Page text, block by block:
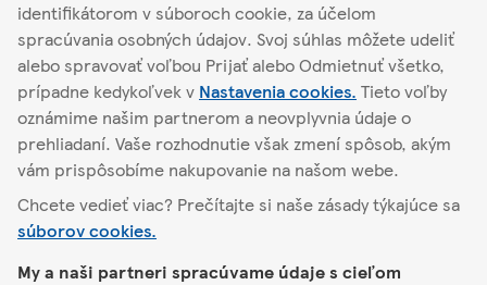
identifikátorom v súboroch cookie, za účelom
spracúvania osobných údajov. Svoj súhlas môžete udeliť
alebo spravovať voľbou Prijať alebo Odmietnuť všetko,
prípadne kedykoľvek v Nastavenia cookies. Tieto voľby
oznámime našim partnerom a neovplyvnia údaje o
prehliadaní. Vaše rozhodnutie však zmení spôsob, akým
vám prispôsobíme nakupovanie na našom webe.
Chcete vedieť viac? Prečítajte si naše zásady týkajúce sa
súborov cookies.
My a naši partneri spracúvame údaje s cieľom
Nájsť iný obchod
Trebišov
O Tescu